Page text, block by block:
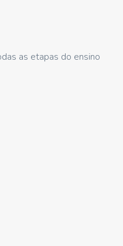
as etapas do ensino